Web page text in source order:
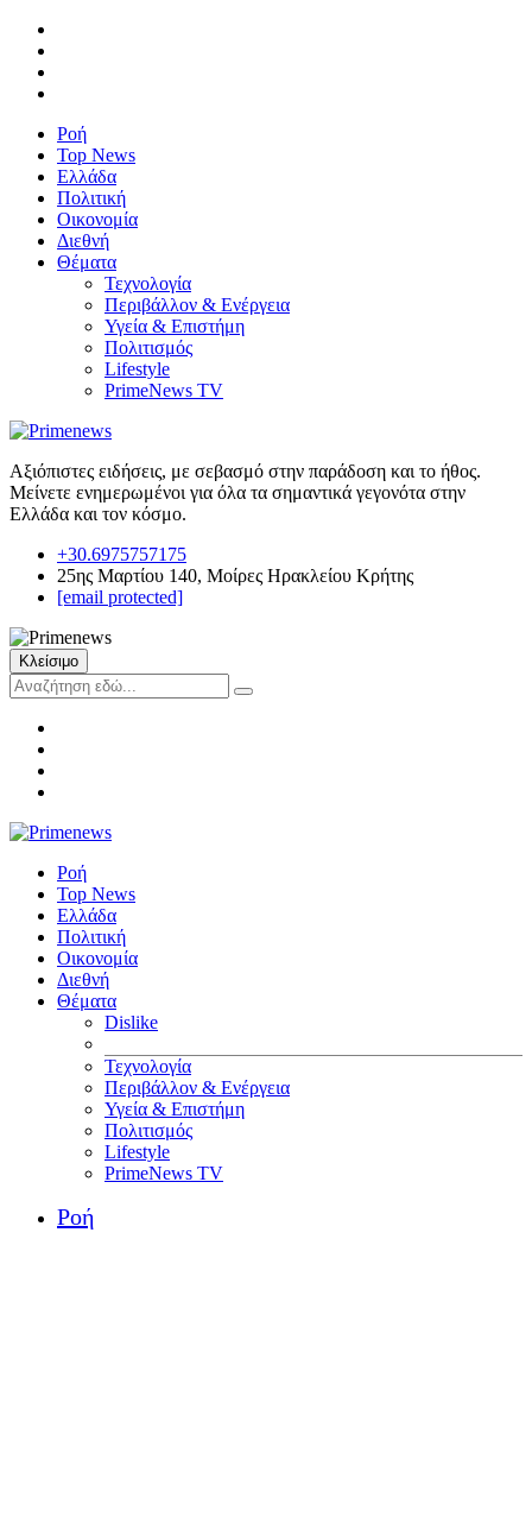
Ροή
Top News
Ελλάδα
Πολιτική
Οικονομία
Διεθνή
Θέματα
Τεχνολογία
Περιβάλλον & Ενέργεια
Υγεία & Επιστήμη
Πολιτισμός
Lifestyle
PrimeNews TV
Αξιόπιστες ειδήσεις, με σεβασμό στην παράδοση και το ήθος.
Μείνετε ενημερωμένοι για όλα τα σημαντικά γεγονότα στην
Ελλάδα και τον κόσμο.
+30.6975757175
25ης Μαρτίου 140, Μοίρες Ηρακλείου Κρήτης
[email protected]
Κλείσιμο
Ροή
Top News
Ελλάδα
Πολιτική
Οικονομία
Διεθνή
Θέματα
Dislike
Τεχνολογία
Περιβάλλον & Ενέργεια
Υγεία & Επιστήμη
Πολιτισμός
Lifestyle
PrimeNews TV
Ροή